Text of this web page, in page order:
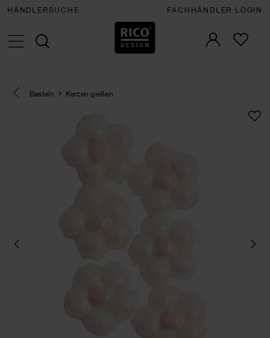
HÄNDLERSUCHE FACHHÄNDLER LOGIN
Eine Kategorie zurück navigieren
Basteln Kerzen gießen